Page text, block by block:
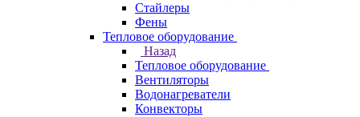
Стайлеры
Фены
Тепловое оборудование
Назад
Тепловое оборудование
Вентиляторы
Водонагреватели
Конвекторы